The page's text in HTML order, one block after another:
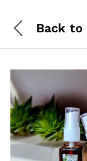
Back to